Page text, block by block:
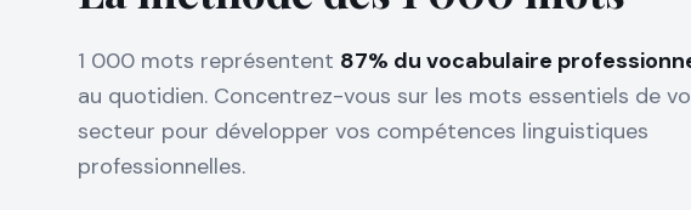
1 000 mots représentent 87% du vocabulaire
au quotidien. Concentrez-vous sur les mots essentiels de
secteur pour développer vos compétences linguistiques
professionnelles.